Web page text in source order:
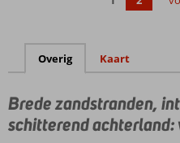
Overig Kaart
Brede zandstranden,
schitterend